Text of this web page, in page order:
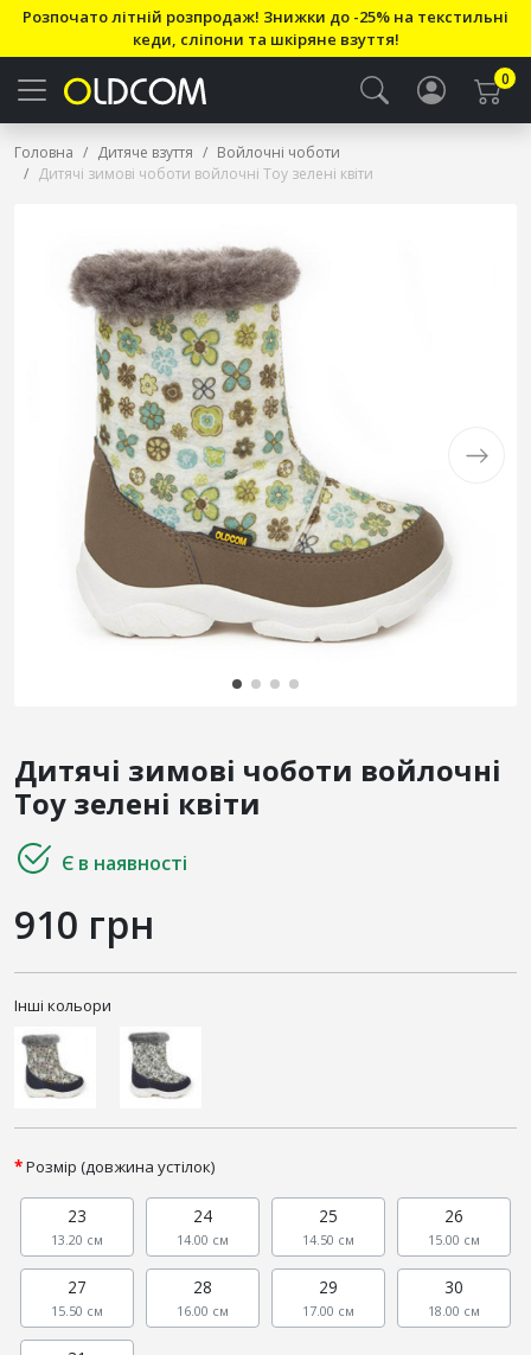
Розпочато літній розпродаж! Знижки до -25% на текстильні
кеди, сліпони та шкіряне взуття!
0
Головна Дитяче взуття
Войлочні чоботи
Дитячі зимові чоботи войлочні Toy зелені квіти
Дитячі зимові чоботи войлочні
Toy зелені квіти
Є в наявності
910 грн
Інші кольори
Розмір (довжина устілок)
23
13.20 см
24
14.00 см
25
14.50 см
26
15.00 см
27
15.50 см
28
16.00 см
29
17.00 см
30
18.00 см